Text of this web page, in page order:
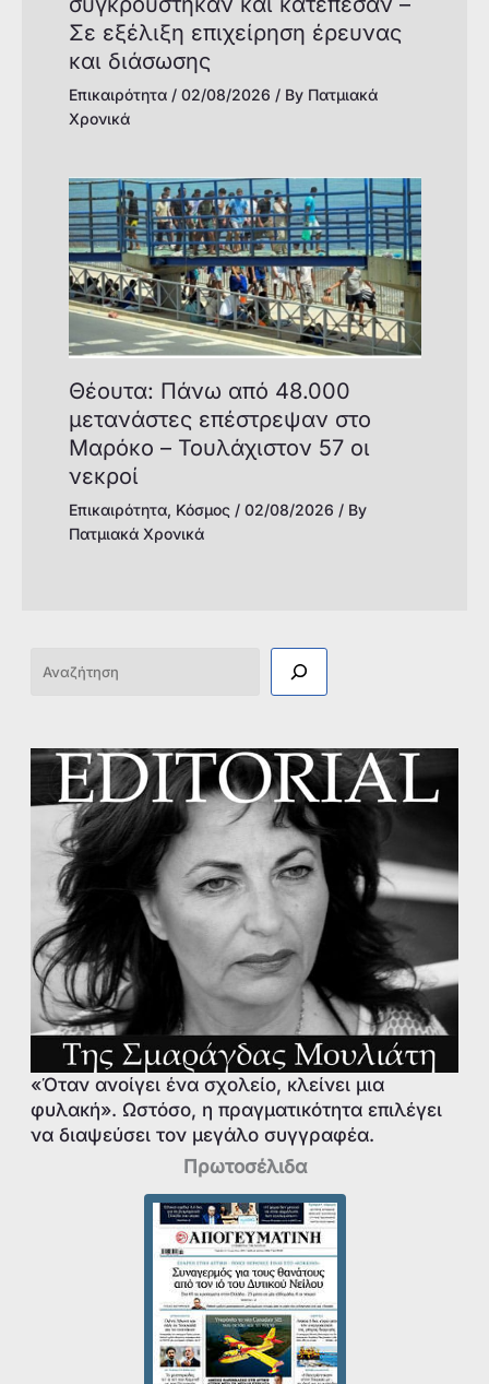
Σε εξέλιξη επιχείρηση έρευνας
και διάσωσης
Επικαιρότητα/ 02/08/2026 / By Πατμιακά
Χρονικά
Θέουτα: Πάνω από 48.000
μετανάστες επέστρεψαν στο
Μαρόκο – Τουλάχιστον 57 οι
νεκροί
Επικαιρότητα, Κόσμος/ 02/08/2026 / By
Πατμιακά Χρονικά
Αναζήτηση
«Όταν ανοίγει ένα σχολείο, κλείνει μια
φυλακή». Ωστόσο, η πραγματικότητα επιλέγει
να διαψεύσει τον μεγάλο συγγραφέα.
Πρωτοσέλιδα